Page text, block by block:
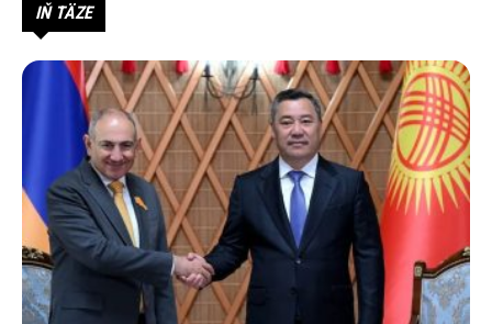
IŇ TÄZE